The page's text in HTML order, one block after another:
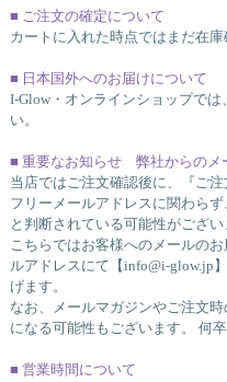
■ ご注文の確定について
カートに入れた時点ではまだ在
■ 日本国外へのお届けについて
I-Glow・オンラインショップで
い。
■ 重要なお知らせ 弊社からのメ
当店ではご注文確認後に、『ご
フリーメールアドレスに関わら
と判断されている可能性がござ
こちらではお客様へのメールの
ルアドレスにて【info@i-glow.jp
げます。
なお、メールマガジンやご注文
になる可能性もございます。 何
■ 営業時間について